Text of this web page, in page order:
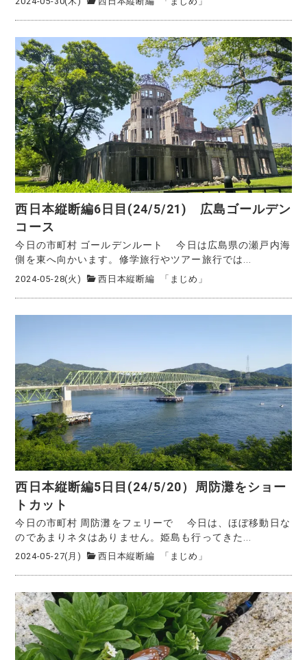
西日本縦断編6日目(24/5/21) 広島ゴールデン
コース
今日の市町村 ゴールデンルート 今日は広島県の瀬戸内海
側を東へ向かいます。修学旅行やツアー旅行では...
2024-05-28(火) 西日本縦断編 「まじめ」
西日本縦断編5日目(24/5/20）周防灘をショー
トカット
今日の市町村 周防灘をフェリーで 今日は、ほぼ移動日な
のであまりネタはありません。姫島も行ってきた...
2024-05-27(月) 西日本縦断編 「まじめ」